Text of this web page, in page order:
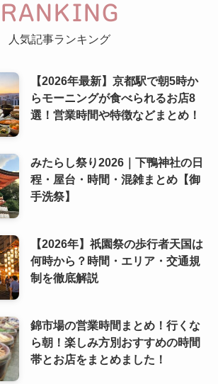
RANKING
人気記事ランキング
【2026年最新】京都駅で朝5時か
らモーニングが食べられるお店8
選！営業時間や特徴などまとめ！
みたらし祭り2026｜下鴨神社の日
程・屋台・時間・混雑まとめ【御
手洗祭】
【2026年】祇園祭の歩行者天国は
何時から？時間・エリア・交通規
制を徹底解説
錦市場の営業時間まとめ！行くな
ら朝！楽しみ方別おすすめの時間
帯とお店をまとめました！